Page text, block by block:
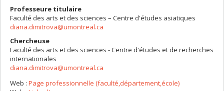
Professeure titulaire
Faculté des arts et des sciences – Centre d'études asiatiques
diana.dimitrova@umontreal.ca
Chercheuse
Faculté des arts et des sciences - Centre d'études et de recherches
internationales
diana.dimitrova@umontreal.ca
Web : Page professionnelle (faculté,département,école)